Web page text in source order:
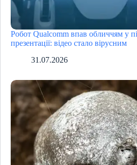
Робот Qualcomm впав обличчям у
презентації: відео стало вірусним
31.07.2026